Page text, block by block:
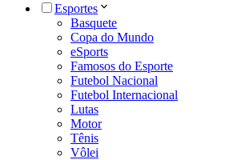
Esportes
Basquete
Copa do Mundo
eSports
Famosos do Esporte
Futebol Nacional
Futebol Internacional
Lutas
Motor
Tênis
Vôlei